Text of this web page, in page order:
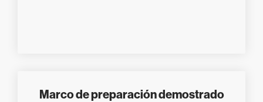
Marco de preparación demostrado